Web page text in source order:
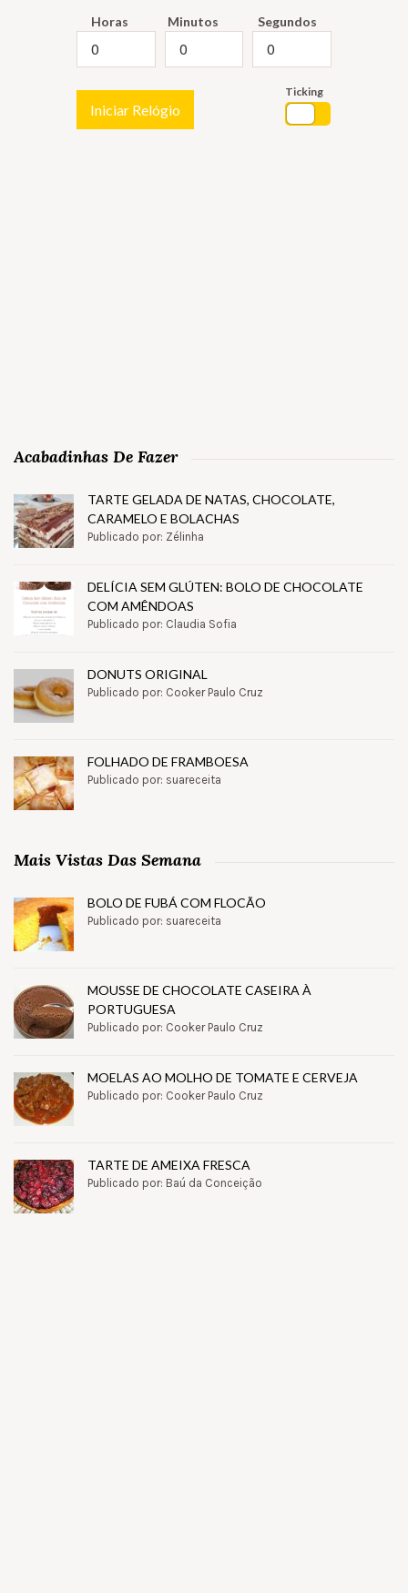
Horas Minutos Segundos
Iniciar Relógio
Ticking
Acabadinhas De Fazer
TARTE GELADA DE NATAS, CHOCOLATE,
CARAMELO E BOLACHAS
Publicado por: Zélinha
DELÍCIA SEM GLÚTEN: BOLO DE CHOCOLATE
COM AMÊNDOAS
Publicado por: Claudia Sofia
DONUTS ORIGINAL
Publicado por: Cooker Paulo Cruz
FOLHADO DE FRAMBOESA
Publicado por: suareceita
Mais Vistas Das Semana
BOLO DE FUBÁ COM FLOCÃO
Publicado por: suareceita
MOUSSE DE CHOCOLATE CASEIRA À
PORTUGUESA
Publicado por: Cooker Paulo Cruz
MOELAS AO MOLHO DE TOMATE E CERVEJA
Publicado por: Cooker Paulo Cruz
TARTE DE AMEIXA FRESCA
Publicado por: Baú da Conceição